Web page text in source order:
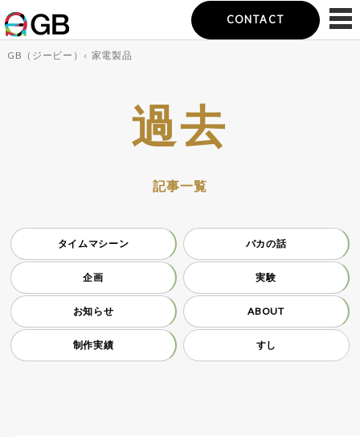
CONTACT
GB（ジービー） ‹ 家電製品
過去
記事一覧
タイムマシーン バカの話
企画 実験
お知らせ ABOUT
制作実績 すし